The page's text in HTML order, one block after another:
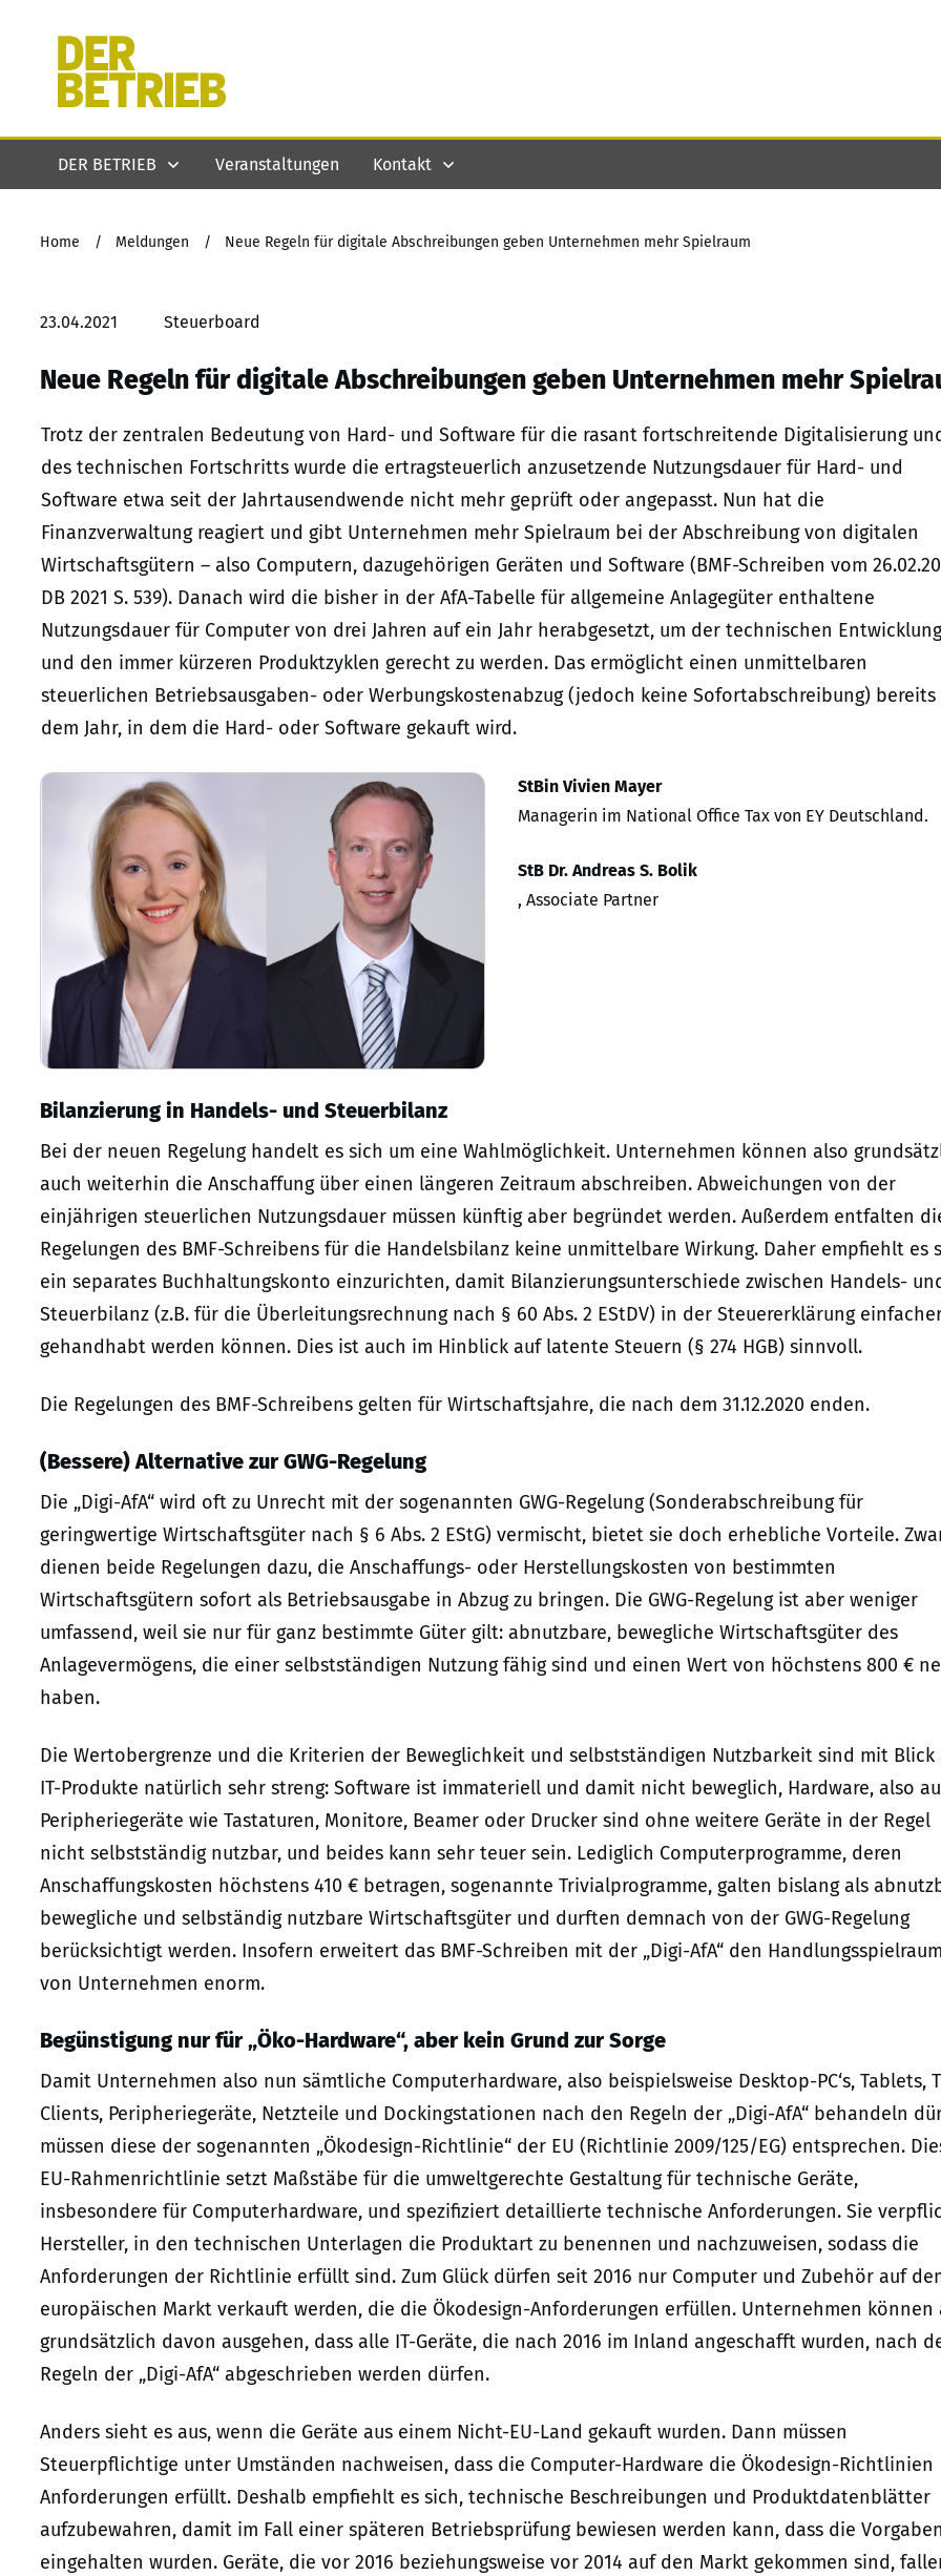
DER BETRIEB Veranstaltungen Kontakt
Home / Meldungen / Neue Regeln für digitale Abschreibungen geben Unternehmen mehr Spielraum
23.04.2021 Steuerboard
Neue Regeln für digitale Abschreibungen geben Unternehmen mehr
Trotz der zentralen Bedeutung von Hard- und Software für die rasant fortschreitende Digitalisierung
des technischen Fortschritts wurde die ertragsteuerlich anzusetzende Nutzungsdauer für Hard- und
Software etwa seit der Jahrtausendwende nicht mehr geprüft oder angepasst. Nun hat die
Finanzverwaltung reagiert und gibt Unternehmen mehr Spielraum bei der Abschreibung von digitalen
Wirtschaftsgütern – also Computern, dazugehörigen Geräten und Software (BMF-Schreiben vom
DB 2021 S. 539). Danach wird die bisher in der AfA-Tabelle für allgemeine Anlagegüter enthaltene
Nutzungsdauer für Computer von drei Jahren auf ein Jahr herabgesetzt, um der technischen Entwicklung
und den immer kürzeren Produktzyklen gerecht zu werden. Das ermöglicht einen unmittelbaren
steuerlichen Betriebsausgaben- oder Werbungskostenabzug (jedoch keine Sofortabschreibung) bereits
dem Jahr, in dem die Hard- oder Software gekauft wird.
StBin Vivien Mayer
Managerin im National Office Tax von EY Deutschland.
StB Dr. Andreas S. Bolik
, Associate Partner
Bilanzierung in Handels- und Steuerbilanz
Bei der neuen Regelung handelt es sich um eine Wahlmöglichkeit. Unternehmen können also
auch weiterhin die Anschaffung über einen längeren Zeitraum abschreiben. Abweichungen von der
einjährigen steuerlichen Nutzungsdauer müssen künftig aber begründet werden. Außerdem entfalten
Regelungen des BMF-Schreibens für die Handelsbilanz keine unmittelbare Wirkung. Daher empfiehlt es
ein separates Buchhaltungskonto einzurichten, damit Bilanzierungsunterschiede zwischen Handels-
Steuerbilanz (z.B. für die Überleitungsrechnung nach § 60 Abs. 2 EStDV) in der Steuererklärung
gehandhabt werden können. Dies ist auch im Hinblick auf latente Steuern (§ 274 HGB) sinnvoll.
Die Regelungen des BMF-Schreibens gelten für Wirtschaftsjahre, die nach dem 31.12.2020 enden.
(Bessere) Alternative zur GWG-Regelung
Die „Digi-AfA“ wird oft zu Unrecht mit der sogenannten GWG-Regelung (Sonderabschreibung für
geringwertige Wirtschaftsgüter nach § 6 Abs. 2 EStG) vermischt, bietet sie doch erhebliche Vorteile.
dienen beide Regelungen dazu, die Anschaffungs- oder Herstellungskosten von bestimmten
Wirtschaftsgütern sofort als Betriebsausgabe in Abzug zu bringen. Die GWG-Regelung ist aber weniger
umfassend, weil sie nur für ganz bestimmte Güter gilt: abnutzbare, bewegliche Wirtschaftsgüter des
Anlagevermögens, die einer selbstständigen Nutzung fähig sind und einen Wert von höchstens 800 €
haben.
Die Wertobergrenze und die Kriterien der Beweglichkeit und selbstständigen Nutzbarkeit sind mit Blick
IT-Produkte natürlich sehr streng: Software ist immateriell und damit nicht beweglich, Hardware, also
Peripheriegeräte wie Tastaturen, Monitore, Beamer oder Drucker sind ohne weitere Geräte in der Regel
nicht selbstständig nutzbar, und beides kann sehr teuer sein. Lediglich Computerprogramme, deren
Anschaffungskosten höchstens 410 € betragen, sogenannte Trivialprogramme, galten bislang als
bewegliche und selbständig nutzbare Wirtschaftsgüter und durften demnach von der GWG-Regelung
berücksichtigt werden. Insofern erweitert das BMF-Schreiben mit der „Digi-AfA“ den Handlungsspielraum
von Unternehmen enorm.
Begünstigung nur für „Öko-Hardware“, aber kein Grund zur Sorge
Damit Unternehmen also nun sämtliche Computerhardware, also beispielsweise Desktop-PC‘s, Tablets,
Clients, Peripheriegeräte, Netzteile und Dockingstationen nach den Regeln der „Digi-AfA“ behandeln
müssen diese der sogenannten „Ökodesign-Richtlinie“ der EU (Richtlinie 2009/125/EG) entsprechen.
EU-Rahmenrichtlinie setzt Maßstäbe für die umweltgerechte Gestaltung für technische Geräte,
insbesondere für Computerhardware, und spezifiziert detaillierte technische Anforderungen. Sie
Hersteller, in den technischen Unterlagen die Produktart zu benennen und nachzuweisen, sodass die
Anforderungen der Richtlinie erfüllt sind. Zum Glück dürfen seit 2016 nur Computer und Zubehör auf
europäischen Markt verkauft werden, die die Ökodesign-Anforderungen erfüllen. Unternehmen können
grundsätzlich davon ausgehen, dass alle IT-Geräte, die nach 2016 im Inland angeschafft wurden, nach
Regeln der „Digi-AfA“ abgeschrieben werden dürfen.
Anders sieht es aus, wenn die Geräte aus einem Nicht-EU-Land gekauft wurden. Dann müssen
Steuerpflichtige unter Umständen nachweisen, dass die Computer-Hardware die Ökodesign-Richtlinien
Anforderungen erfüllt. Deshalb empfiehlt es sich, technische Beschreibungen und Produktdatenblätter
aufzubewahren, damit im Fall einer späteren Betriebsprüfung bewiesen werden kann, dass die Vorgaben
eingehalten wurden. Geräte, die vor 2016 beziehungsweise vor 2014 auf den Markt gekommen sind,